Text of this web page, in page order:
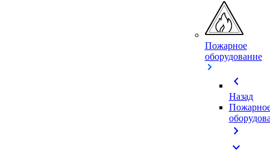
Пожарное
оборудование
chevron_left
Назад
chevron_right
expand_more